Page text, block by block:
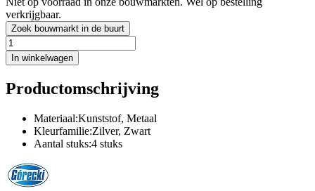
verkrijgbaar.
Zoek bouwmarkt in de buurt
In winkelwagen
Productomschrijving
Materiaal:Kunststof, Metaal
Kleurfamilie:Zilver, Zwart
Aantal stuks:4 stuks